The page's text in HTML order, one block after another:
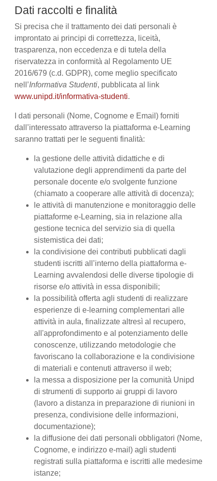
Dati raccolti e finalità
Si precisa che il trattamento dei dati personali è
improntato ai principi di correttezza, liceità,
trasparenza, non eccedenza e di tutela della
riservatezza in conformità al Regolamento UE
2016/679 (c.d. GDPR), come meglio specificato
nell’Informativa Studenti, pubblicata al link
www.unipd.it/informativa-studenti.
I dati personali (Nome, Cognome e Email) forniti
dall’interessato attraverso la piattaforma e-Learning
saranno trattati per le seguenti finalità:
la gestione delle attività didattiche e di
valutazione degli apprendimenti da parte del
personale docente e/o svolgente funzione
(chiamato a cooperare alle attività di docenza);
le attività di manutenzione e monitoraggio delle
piattaforme e-Learning, sia in relazione alla
gestione tecnica del servizio sia di quella
sistemistica dei dati;
la condivisione dei contributi pubblicati dagli
studenti iscritti all’interno della piattaforma e-
Learning avvalendosi delle diverse tipologie di
risorse e/o attività in essa disponibili;
la possibilità offerta agli studenti di realizzare
esperienze di e-learning complementari alle
attività in aula, finalizzate altresì al recupero,
all'approfondimento e al potenziamento delle
conoscenze, utilizzando metodologie che
favoriscano la collaborazione e la condivisione
di materiali e contenuti attraverso il web;
la messa a disposizione per la comunità Unipd
di strumenti di supporto ai gruppi di lavoro
(lavoro a distanza in preparazione di riunioni in
presenza, condivisione delle informazioni,
documentazione);
la diffusione dei dati personali obbligatori (Nome,
Cognome, e indirizzo e-mail) agli studenti
registrati sulla piattaforma e iscritti alle medesime
istanze;